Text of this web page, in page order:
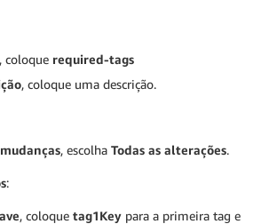
, coloque required-tags
, coloque uma descrição.
, escolha Todas as alterações.
:
, coloque tag1Key para a primeira tag e